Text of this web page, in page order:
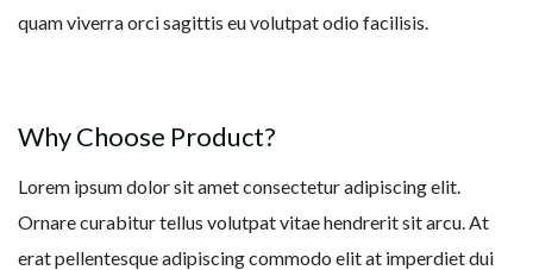
quam viverra orci sagittis eu volutpat odio facilisis.
Why Choose Product?
Lorem ipsum dolor sit amet consectetur adipiscing elit.
Ornare curabitur tellus volutpat vitae hendrerit sit arcu. At
erat pellentesque adipiscing commodo elit at imperdiet dui